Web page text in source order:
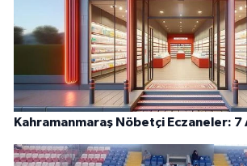
Kahramanmaraş Nöbetçi Eczaneler: 7